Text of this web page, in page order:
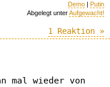
Demo | Putin
Abgelegt unterAufgewacht!
1 Reaktion »
mal wieder von